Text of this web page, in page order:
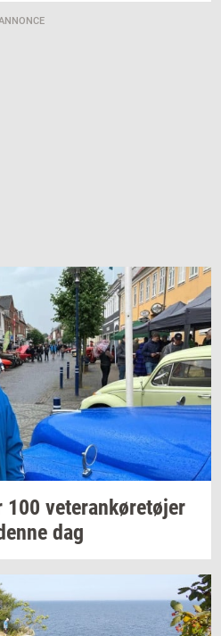
100 ve­te­ran­kø­re­tø­jer
dag